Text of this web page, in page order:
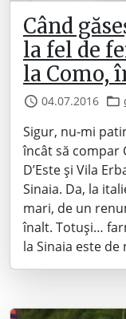
Când
la fel de
la Como,
04.07.2016
Sigur, nu-mi
încât să compar
D’Este și Vila
Sinaia. Da, la
mari, de un
înalt. Totuși…
la Sinaia este